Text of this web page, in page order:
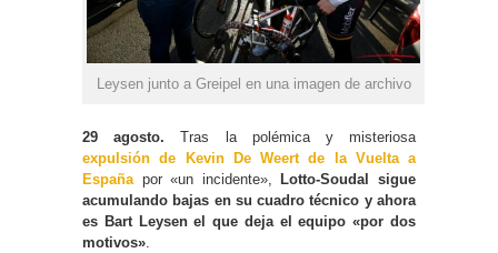
Leysen junto a Greipel en una imagen de archivo
29 agosto.Tras la polémica y misteriosa
expulsión de Kevin De Weert de la Vuelta a
Españapor «un incidente»,
Lotto-Soudal sigue
acumulando bajas en su cuadro técnico y ahora
es Bart Leysen el que deja el equipo «por dos
motivos».